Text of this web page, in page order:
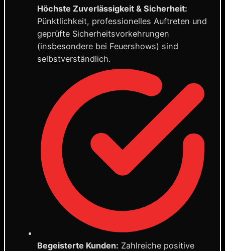
Höchste Zuverlässigkeit & Sicherheit:
Pünktlichkeit, professionelles Auftreten und
geprüfte Sicherheitsvorkehrungen
(insbesondere bei Feuershows) sind
selbstverständlich.
Begeisterte Kunden: Zahlreiche positive